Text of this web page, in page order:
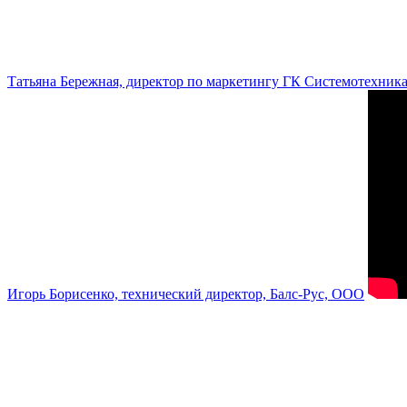
Татьяна Бережная, директор по маркетингу ГК Системотехника
Игорь Борисенко, технический директор, Балс-Рус, ООО